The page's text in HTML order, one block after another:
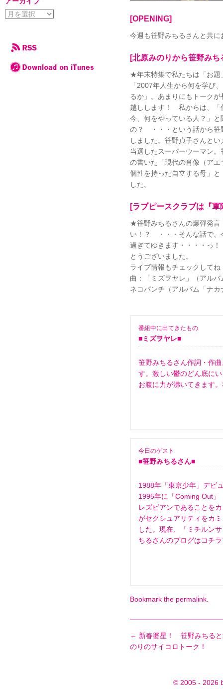
[OPENING]
今週も笹野みちるさんと共に
[北原みのりから笹野みち
★年末特集で私たちは「お題
「2007年人生から何を学び
るか」。あまりにもトーク
越しします！ 私からは、「
今、何をやっている人？」
の？ ・・・という話から笹
しました。笹野貞子さんと
当選したスーパーウーマン
の書いた「現代の肖像（ア
個性を持った自立する母」
した。
[ラブピースクラブは『
★笹野みちるさんの爆弾発
い！？ ・・・そんな話で、
過ぎてゆきます・・・・っ
とうございました。
ライブ情報もチェックしてね
曲：「ミズヲヤレ」（アル
ネコパンチ（アルバム「ナカ
番組中に出てきたもの
■ミズヲヤレ■
笹野みちるさん作詞・作
す。激しい鬱のどん底に
お腹に力が沸いてきます
今日のゲスト
■笹野みちるさん■
1988年「東京少年」デビ
1995年に「Coming Out」
レズビアンであることを
がセクシュアリティをカ
した。現在、「ミチルン
ちるさんのブログはコチラ
Bookmark the permalink
← 新春婆星！ 笹野みちる
のりのサイコロトーク！
© 2005 - 2026